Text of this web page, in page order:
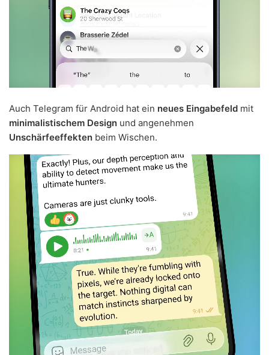
Auch Telegram für Android hat ein neues Eingabefeld mit
minimalistischem Design und angenehmen
Unschärfeeffekten beim Wischen.